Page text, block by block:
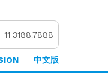
中文版
11 3188.7888